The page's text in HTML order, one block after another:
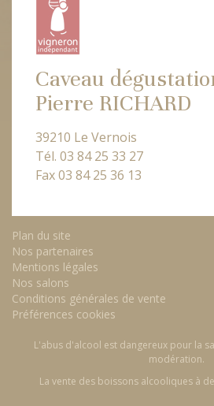
Caveau
Pierre RICHARD
39210 Le Vernois
Tél. 03 84 25 33 27
Fax 03 84 25 36 13
Plan du site
Nos partenaires
Mentions légales
Nos salons
Conditions générales de vente
Préférences cookies
L'abus d'alcool est dangereux pour la
modération.
La vente des boissons alcooliques à